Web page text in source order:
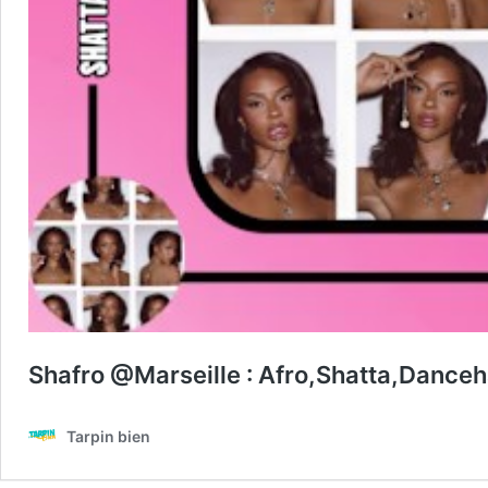
Shafro @Marseille :
Tarpin bien